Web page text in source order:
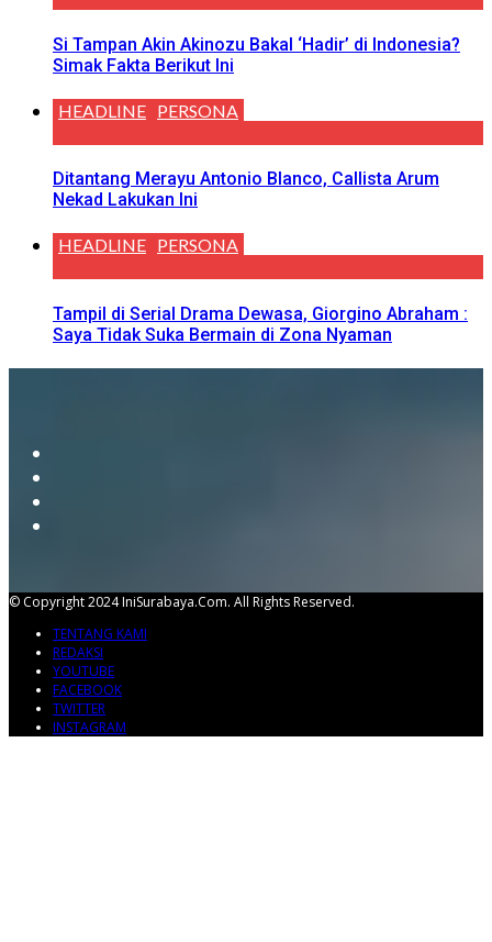
Si Tampan Akin Akinozu Bakal ‘Hadir’ di Indonesia?
Simak Fakta Berikut Ini
HEADLINE PERSONA
Ditantang Merayu Antonio Blanco, Callista Arum
Nekad Lakukan Ini
HEADLINE PERSONA
Tampil di Serial Drama Dewasa, Giorgino Abraham :
Saya Tidak Suka Bermain di Zona Nyaman
© Copyright 2024 IniSurabaya.com. All Rights Reserved.
TENTANG KAMI
REDAKSI
YOUTUBE
FACEBOOK
TWITTER
INSTAGRAM